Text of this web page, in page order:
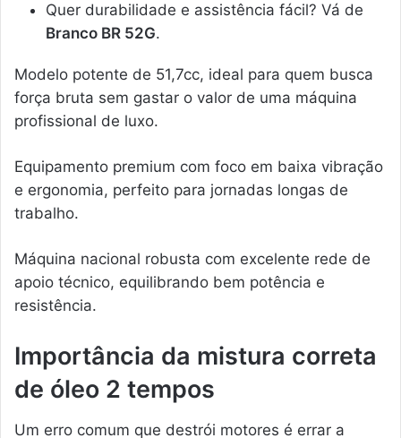
Quer durabilidade e assistência fácil? Vá de
Branco BR 52G.
Modelo potente de 51,7cc, ideal para quem busca
força bruta sem gastar o valor de uma máquina
profissional de luxo.
Equipamento premium com foco em baixa vibração
e ergonomia, perfeito para jornadas longas de
trabalho.
Máquina nacional robusta com excelente rede de
apoio técnico, equilibrando bem potência e
resistência.
Importância da mistura correta
de óleo 2 tempos
Um erro comum que destrói motores é errar a